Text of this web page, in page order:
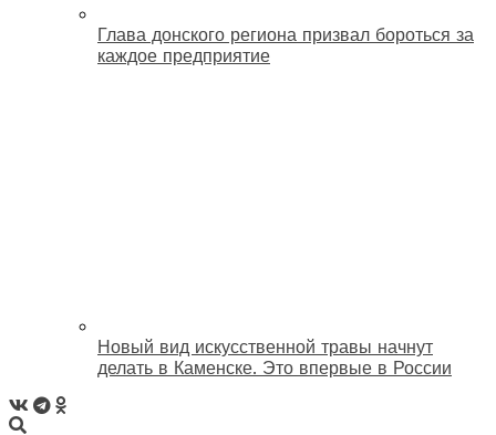
Глава донского региона призвал бороться за
каждое предприятие
Новый вид искусственной травы начнут
делать в Каменске. Это впервые в России